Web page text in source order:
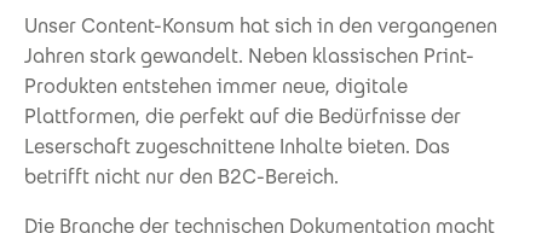
Unser Content-Konsum hat sich in den vergangenen
Jahren stark gewandelt. Neben klassischen Print-
Produkten entstehen immer neue, digitale
Plattformen, die perfekt auf die Bedürfnisse der
Leserschaft zugeschnittene Inhalte bieten. Das
betrifft nicht nur den B2C-Bereich.
Die Branche der technischen Dokumentation macht